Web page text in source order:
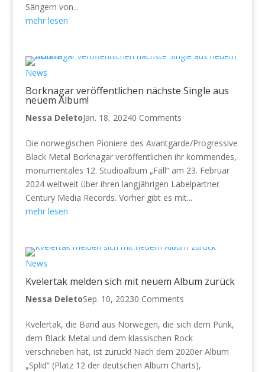
Sängern von...
mehr lesen
News
Borknagar veröffentlichen nächste Single aus
neuem Album!
Nessa DeletoJan. 18, 20240 Comments
Die norwegischen Pioniere des Avantgarde/Progressive
Black Metal Borknagar veröffentlichen ihr kommendes,
monumentales 12. Studioalbum „Fall“ am 23. Februar
2024 weltweit über ihren langjährigen Labelpartner
Century Media Records. Vorher gibt es mit...
mehr lesen
News
Kvelertak melden sich mit neuem Album zurück
Nessa DeletoSep. 10, 20230 Comments
Kvelertak, die Band aus Norwegen, die sich dem Punk,
dem Black Metal und dem klassischen Rock
verschrieben hat, ist zurück! Nach dem 2020er Album
„Splid“ (Platz 12 der deutschen Album Charts),